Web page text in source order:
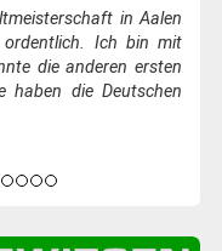
in Aalen
Ich bin mit
die anderen ersten
haben die Deutschen